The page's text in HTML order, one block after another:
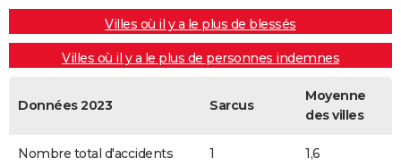
Villes où il y a le plus de blessés
Villes où il y a le plus de personnes indemnes
Données 2023 Sarcus
Moyenne
des villes
Nombre total d'accidents 1 1,6